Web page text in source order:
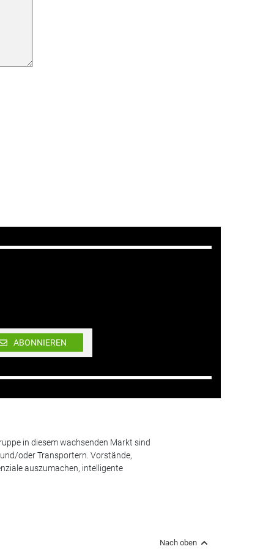
ABONNIEREN
in diesem wachsenden Markt sind
oder Transportern. Vorstände,
auszumachen, intelligente
Nach oben